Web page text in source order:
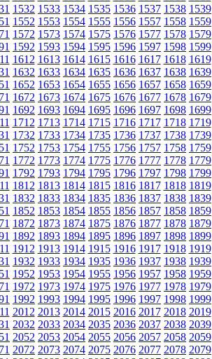
1532 1533 1534 1535 1536 1537 1538 1539
1552 1553 1554 1555 1556 1557 1558 1559
1572 1573 1574 1575 1576 1577 1578 1579
1592 1593 1594 1595 1596 1597 1598 1599
1612 1613 1614 1615 1616 1617 1618 1619
1632 1633 1634 1635 1636 1637 1638 1639
1652 1653 1654 1655 1656 1657 1658 1659
1672 1673 1674 1675 1676 1677 1678 1679
1692 1693 1694 1695 1696 1697 1698 1699
1712 1713 1714 1715 1716 1717 1718 1719
1732 1733 1734 1735 1736 1737 1738 1739
1752 1753 1754 1755 1756 1757 1758 1759
1772 1773 1774 1775 1776 1777 1778 1779
1792 1793 1794 1795 1796 1797 1798 1799
1812 1813 1814 1815 1816 1817 1818 1819
1832 1833 1834 1835 1836 1837 1838 1839
1852 1853 1854 1855 1856 1857 1858 1859
1872 1873 1874 1875 1876 1877 1878 1879
1892 1893 1894 1895 1896 1897 1898 1899
1912 1913 1914 1915 1916 1917 1918 1919
1932 1933 1934 1935 1936 1937 1938 1939
1952 1953 1954 1955 1956 1957 1958 1959
1972 1973 1974 1975 1976 1977 1978 1979
1992 1993 1994 1995 1996 1997 1998 1999
2012 2013 2014 2015 2016 2017 2018 2019
2032 2033 2034 2035 2036 2037 2038 2039
2052 2053 2054 2055 2056 2057 2058 2059
2072 2073 2074 2075 2076 2077 2078 2079